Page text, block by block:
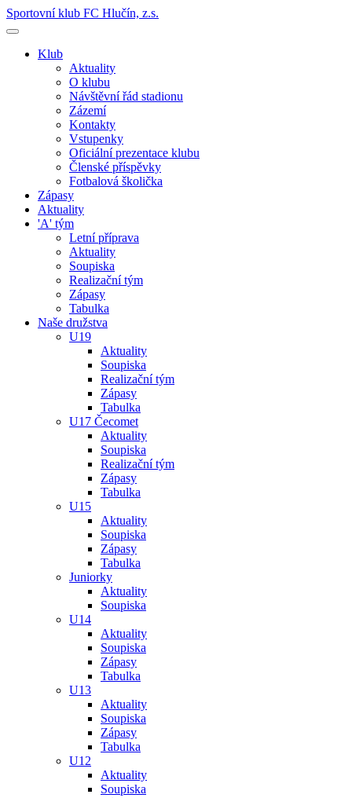
Sportovní klub FC Hlučín, z.s.
Klub
Aktuality
O klubu
Návštěvní řád stadionu
Zázemí
Kontakty
Vstupenky
Oficiální prezentace klubu
Členské příspěvky
Fotbalová školička
Zápasy
Aktuality
'A' tým
Letní příprava
Aktuality
Soupiska
Realizační tým
Zápasy
Tabulka
Naše družstva
U19
Aktuality
Soupiska
Realizační tým
Zápasy
Tabulka
U17 Čecomet
Aktuality
Soupiska
Realizační tým
Zápasy
Tabulka
U15
Aktuality
Soupiska
Zápasy
Tabulka
Juniorky
Aktuality
Soupiska
U14
Aktuality
Soupiska
Zápasy
Tabulka
U13
Aktuality
Soupiska
Zápasy
Tabulka
U12
Aktuality
Soupiska